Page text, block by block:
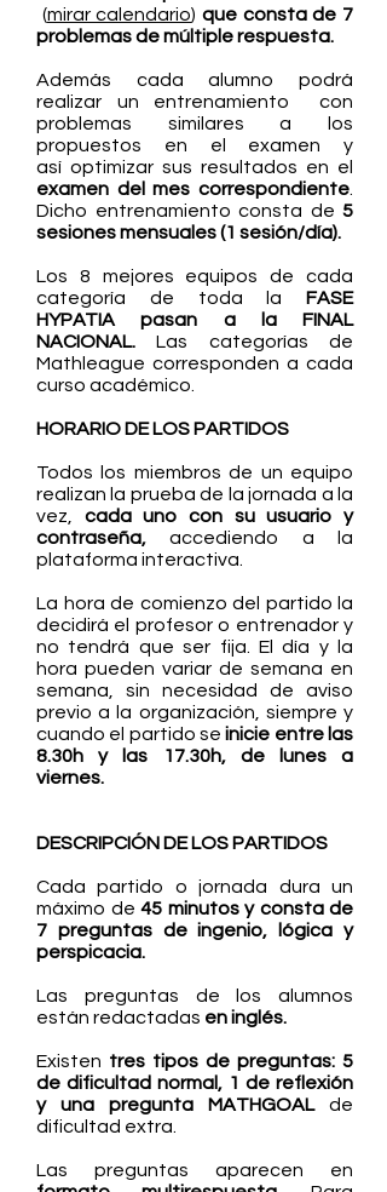
(mirar calendario)que consta de 7
problemas de múltiple respuesta.
Además cada alumno podrá
realizar un entrenamiento con
problemas similares a los
propuestos en el examen y
así optimizar sus resultados en el
examen del mes correspondiente
Dicho entrenamiento consta de 5
sesiones mensuales (1 sesión/día).
Los 8 mejores equipos de cada
categoría de toda la FASE
HYPATIA pasan a la FINAL
NACIONAL. Las categorías de
Mathleague corresponden a cada
curso académico.
HORARIO DE LOS PARTIDOS
Todos los miembros de un equipo
realizan la prueba de la jornada a la
vez, cada uno con su usuario y
contraseña,accediendo a la
plataforma interactiva.
La hora de comienzo del partido la
decidirá el profesor o entrenador y
no tendrá que ser fija. El día y la
hora pueden variar de semana en
semana, sin necesidad de aviso
previo a la organización, siempre y
cuando el partido seinicie entre las
8.30h y las 17.30h, de lunes a
viernes.
DESCRIPCIÓN DE LOS PARTIDOS
Cada partido o jornada dura un
máximo de 45 minutos y consta de
7 preguntas de ingenio, lógica y
perspicacia.
Las preguntas de los alumnos
están redactadas en inglés.
Existen tres tipos de preguntas: 5
de dificultad normal, 1 de reflexión
y una pregunta MATHGOAL de
dificultad extra.
Las preguntas aparecen en